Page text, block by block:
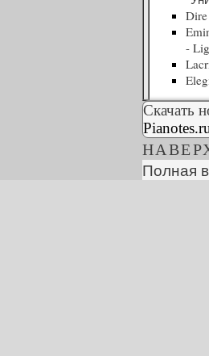
-
Скачать
Полная